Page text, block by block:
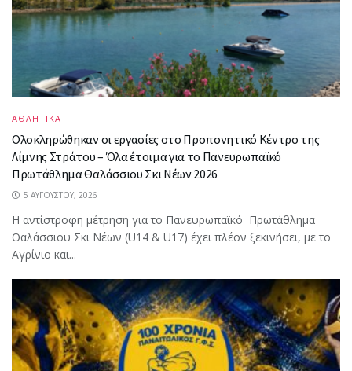
ΑΘΛΗΤΙΚΑ
Ολοκληρώθηκαν οι εργασίες στο Προπονητικό Κέντρο της
Λίμνης Στράτου – Όλα έτοιμα για το Πανευρωπαϊκό
Πρωτάθλημα Θαλάσσιου Σκι Νέων 2026
5 ΑΥΓΟΎΣΤΟΥ, 2026
Η αντίστροφη μέτρηση για το Πανευρωπαϊκό Πρωτάθλημα
Θαλάσσιου Σκι Νέων (U14 & U17) έχει πλέον ξεκινήσει, με το
Αγρίνιο και...